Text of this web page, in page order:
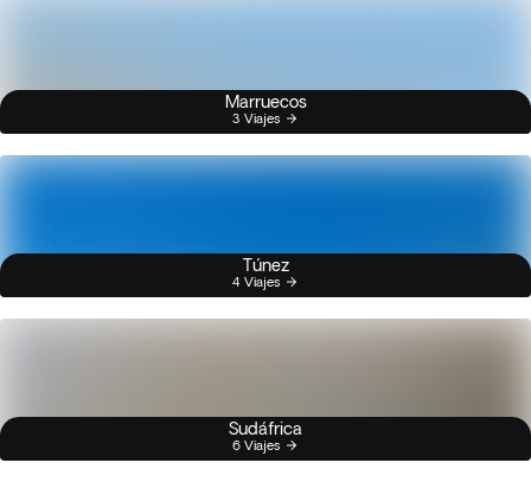
Marruecos
3 Viajes
Túnez
4 Viajes
Sudáfrica
6 Viajes